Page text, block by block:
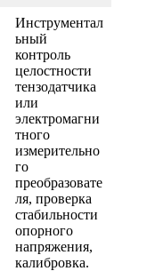
Инструментал
ьный
контроль
целостности
тензодатчика
или
электромагни
тного
измерительно
го
преобразовате
ля, проверка
стабильности
опорного
напряжения,
калибровка.